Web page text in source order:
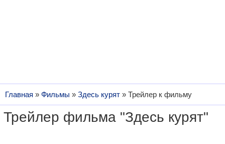
Главная » Фильмы » Здесь курят » Трейлер к фильму
Трейлер фильма "Здесь курят"